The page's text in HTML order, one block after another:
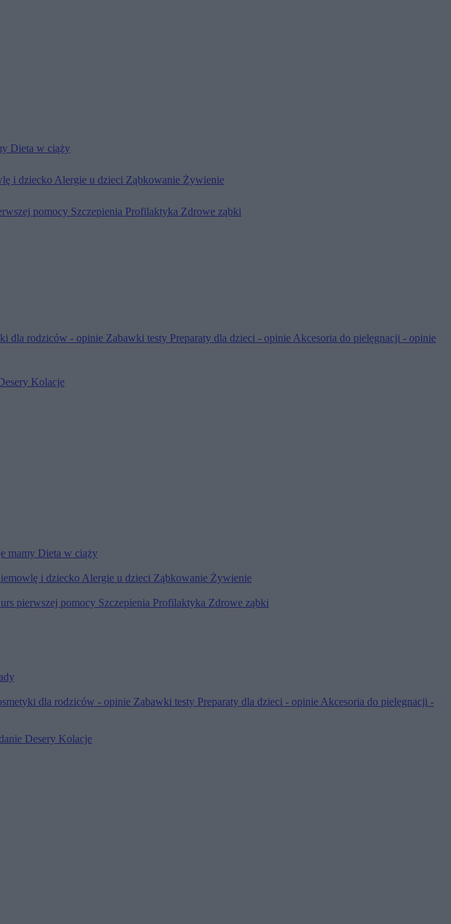
Dieta w ciąży
i dziecko Alergie u dzieci Ząbkowanie Żywienie
pomocy Szczepienia Profilaktyka Zdrowe ząbki
dla rodziców - opinie Zabawki testy Preparaty dla dzieci - opinie Akcesoria do pielęgnacji - opinie
Kolacje
mamy Dieta w ciąży
i dziecko Alergie u dzieci Ząbkowanie Żywienie
pierwszej pomocy Szczepienia Profilaktyka Zdrowe ząbki
dla rodziców - opinie Zabawki testy Preparaty dla dzieci - opinieAkcesoria do pielęgnacji -
Desery Kolacje